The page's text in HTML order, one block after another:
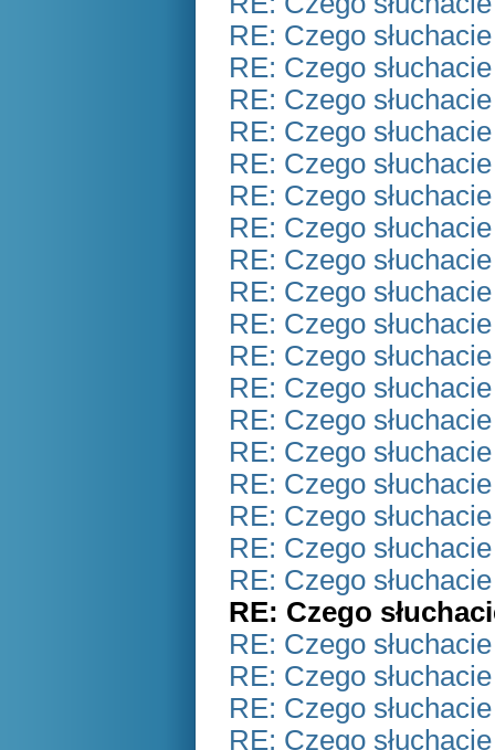
RE: Czego
RE: Czego
RE: Czego
RE: Czego
RE: Czego
RE: Czego
RE: Czego
RE: Czego
RE: Czego
RE: Czego
RE: Czego
RE: Czego
RE: Czego
RE: Czego
RE: Czego
RE: Czego
RE: Czego
RE: Czego
RE: Czego
RE: Czego
RE: Czego
RE: Czego
RE: Czego